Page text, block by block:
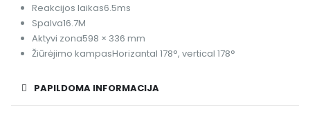
Reakcijos laikas6.5ms
Spalva16.7M
Aktyvi zona598 × 336 mm
Žiūrėjimo kampasHorizantal 178°, vertical 178°
PAPILDOMA INFORMACIJA